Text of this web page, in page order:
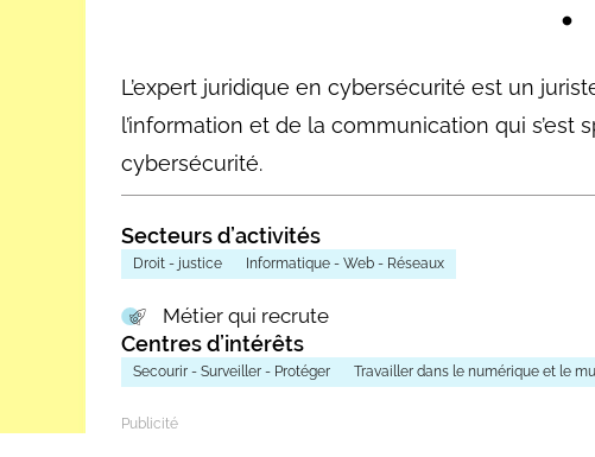
L’expert juridique en cybersécurité est un
l’information et de la communication qui s’est
cybersécurité.
Secteurs d’activités
Droit - justice Informatique - Web - Réseaux
Métier qui recrute
Centres d’intérêts
Secourir - Surveiller - Protéger Travailler dans le numérique et le